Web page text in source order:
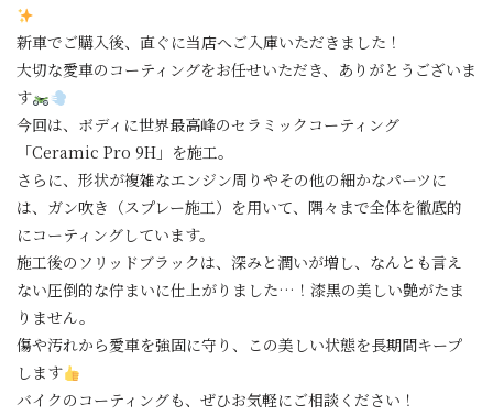
新車でご購入後、直ぐに当店へご入庫いただきました！
大切な愛車のコーティングをお任せいただき、ありがとうございま
す
今回は、ボディに世界最高峰のセラミックコーティング
「Ceramic Pro 9H」を施工。
さらに、形状が複雑なエンジン周りやその他の細かなパーツに
は、ガン吹き（スプレー施工）を用いて、隅々まで全体を徹底的
にコーティングしています。
施工後のソリッドブラックは、深みと潤いが増し、なんとも言え
ない圧倒的な佇まいに仕上がりました…！漆黒の美しい艶がたま
りません。
傷や汚れから愛車を強固に守り、この美しい状態を長期間キープ
します
バイクのコーティングも、ぜひお気軽にご相談ください！